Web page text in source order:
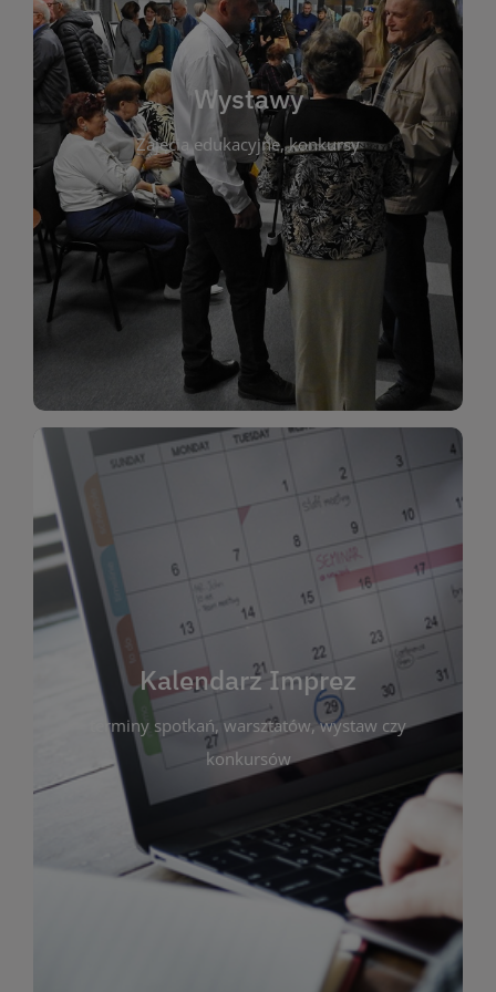
Wystawy
Zajęcia edukacyjne, konkursy
Wystawy
Biblioteka organizuje prezentujące zarówno
sztukę lokalnych twórców, jak i zbiory tematyczne.
W tej sekcji znajdziesz informacje o aktualnych
ekspozycjach oraz archiwum wystaw z
poprzednich lat. Prezentowane prace obejmują
malarstwo, fotografię, rękodzieło i inne formy
artystyczne. Każda wystawa to wyjątkowa okazja
do kontaktu z kulturą i sztuką w przestrzeni
biblioteki. Serdecznie zapraszamy wszystkich
Kalendarz Imprez
terminy spotkań, warsztatów, wystaw czy
konkursów
Kalendarz Imprez
Zakładka ta gromadzi wszystkie planowane
wydarzenia kulturalne i edukacyjne organizowane
przez bibliotekę. Możesz tu sprawdzić terminy
spotkań, warsztatów, wystaw czy konkursów.
Dzięki przejrzystemu kalendarzowi łatwo
zaplanujesz udział w interesujących Cię
wydarzeniach. Aktualizujemy harmonogram na
bieżąco, by zawsze był zgodny z planem pracy
biblioteki. Zapraszamy do śledzenia i uczestnictwa
w życiu kulturalnym miasta!
WIĘCEJ